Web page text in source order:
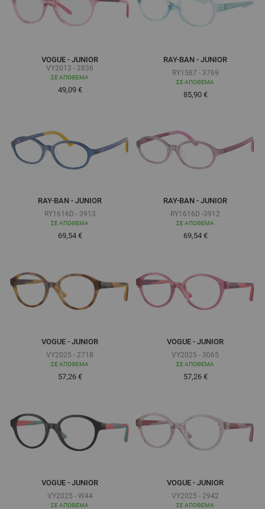
VOGUE - JUNIOR
VY2013 - 2836
ΣΕ ΑΠΌΘΕΜΑ
49,09 €
RAY-BAN - JUNIOR
RY1587 - 3769
ΣΕ ΑΠΌΘΕΜΑ
Τόσο χαμηλά όσο
85,90 €
RAY-BAN - JUNIOR
RY1616D - 3913
ΣΕ ΑΠΌΘΕΜΑ
Τόσο χαμηλά όσο
69,54 €
RAY-BAN - JUNIOR
RY1616D -3912
ΣΕ ΑΠΌΘΕΜΑ
Τόσο χαμηλά όσο
69,54 €
VOGUE - JUNIOR
VY2025 - 2718
ΣΕ ΑΠΌΘΕΜΑ
Τόσο χαμηλά όσο
57,26 €
VOGUE - JUNIOR
VY2025 - 3065
ΣΕ ΑΠΌΘΕΜΑ
Τόσο χαμηλά όσο
57,26 €
VOGUE - JUNIOR
VY2025 - W44
ΣΕ ΑΠΌΘΕΜΑ
VOGUE - JUNIOR
VY2025 - 2942
ΣΕ ΑΠΌΘΕΜΑ